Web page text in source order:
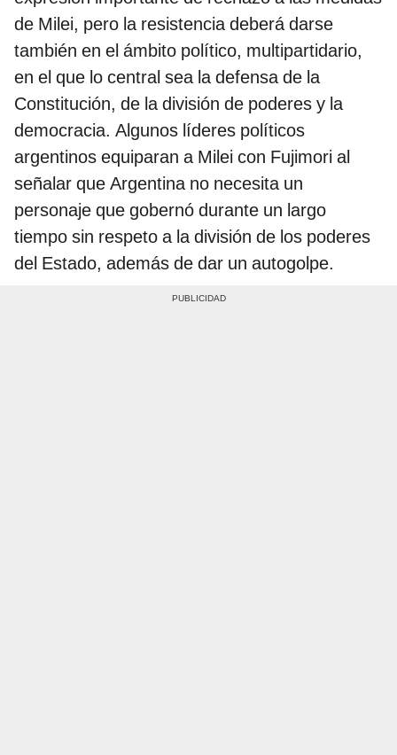
de Milei, pero la resistencia deberá darse
también en el ámbito político, multipartidario,
en el que lo central sea la defensa de la
Constitución, de la división de poderes y la
democracia. Algunos líderes políticos
argentinos equiparan a Milei con Fujimori al
señalar que Argentina no necesita un
personaje que gobernó durante un largo
tiempo sin respeto a la división de los poderes
del Estado, además de dar un autogolpe.